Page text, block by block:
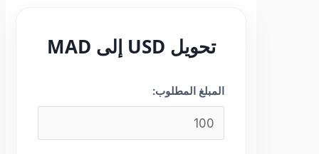
تحويل USD إلى MAD
المبلغ المطلوب: